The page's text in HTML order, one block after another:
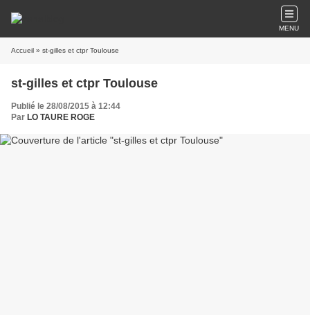
MENU
Accueil » st-gilles et ctpr Toulouse
st-gilles et ctpr Toulouse
Publié le 28/08/2015 à 12:44
Par LO TAURE ROGE